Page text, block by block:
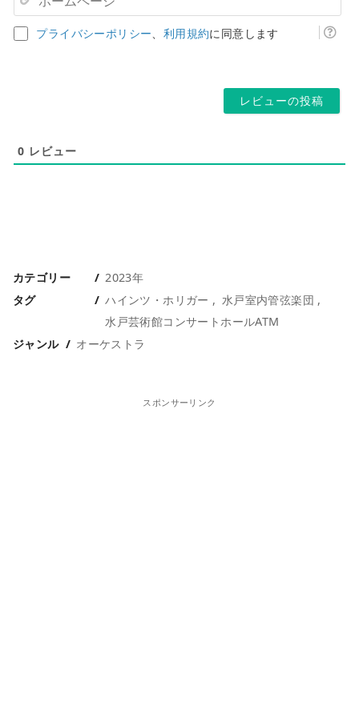
ア
ー
プライバシーポリシー、 利用規約に同意します
0 レビュー
カテゴリー
2023年
タグ
ハインツ・ホリガー
水戸室内管弦楽団
水戸芸術館コンサートホールATM
ジャンル
オーケストラ
スポンサーリンク